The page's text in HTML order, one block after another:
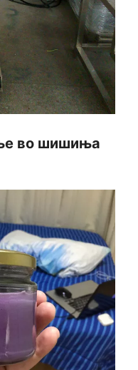
во шишиња